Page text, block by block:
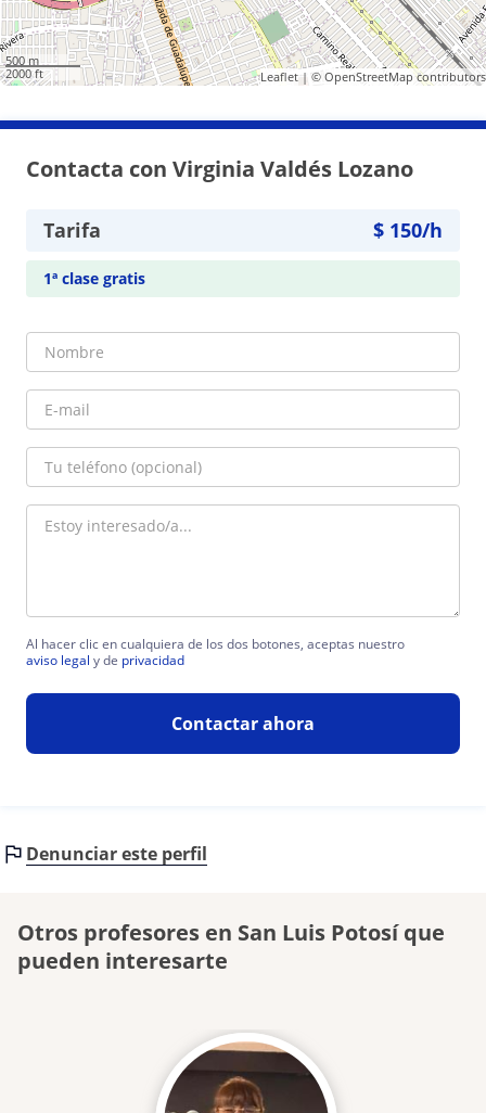
500 m
2000 ft
Leaflet| © OpenStreetMapcontributors
Contacta con Virginia Valdés Lozano
Tarifa $ 150/h
1ª clase gratis
Al hacer clic en cualquiera de los dos botones, aceptas nuestro
aviso legal y de privacidad
Contactar ahora
Denunciar este perfil
Otros profesores en San Luis Potosí que
pueden interesarte